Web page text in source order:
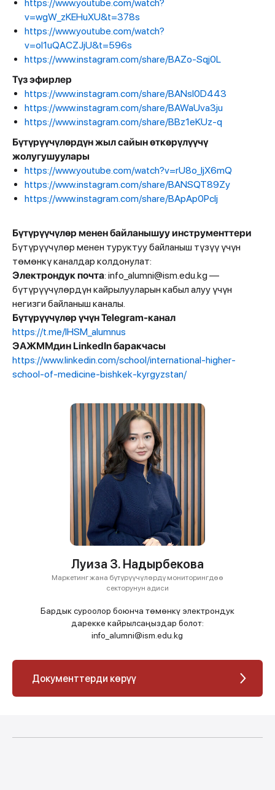
https://www.youtube.com/watch?
v=wgW_zKEHuXU&t=378s
https://www.youtube.com/watch?
v=oI1uQACZJjU&t=596s
https://www.instagram.com/share/BAZo-Sqj0L
Түз эфирлер
https://www.instagram.com/share/BANsI0D443
https://www.instagram.com/share/BAWaUva3ju
https://www.instagram.com/share/BBz1eKUz-q
Бүтүрүүчүлөрдүн жыл сайын өткөрүлүүчү
жолугушуулары
https://www.youtube.com/watch?v=rU8o_ljX6mQ
https://www.instagram.com/share/BANSQT89Zy
https://www.instagram.com/share/BApAp0Pclj
Бүтүрүүчүлөр менен байланышуу инструменттери
Бүтүрүүчүлөр менен туруктуу байланыш түзүү үчүн
төмөнкү каналдар колдонулат:
Электрондук почта: info_alumni@ism.edu.kg —
бүтүрүүчүлөрдүн кайрылууларын кабыл алуу үчүн
негизги байланыш каналы.
Бүтүрүүчүлөр үчүн Telegram-канал
https://t.me/IHSM_alumnus
ЭАЖММдин LinkedIn баракчасы
https://www.linkedin.com/school/international-higher-
school-of-medicine-bishkek-kyrgyzstan/
Луиза З. Надырбекова
Маркетинг жана бүтүрүүчүлөрдү мониторингдөө
секторунун адиси
Бардык суроолор боюнча төмөнкү электрондук
дарекке кайрылсаңыздар болот:
info_alumni@ism.edu.kg
Документтерди көрүү